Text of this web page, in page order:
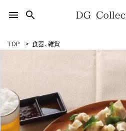
menu search
ようこそ ゲスト 様
meeting_room ログイン person 新規会員
TOP > 食器、雑貨